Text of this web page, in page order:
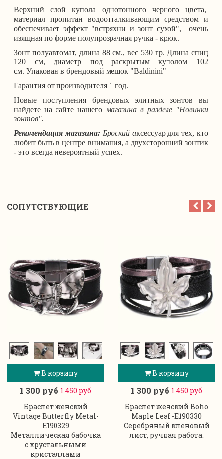
Верхний слой купола однотонного черного цвета,
материал пропитан водоотталкивающим средством и
обеспечивает эффект "встряхни и зонт сухой", очень
изящная по форме полупрозрачная ручка - крюк.
Зонт полуавтомат, длина 88 см., вес 530 гр. Длина спиц
120 см, диаметр под раскрытым куполом 102
см. Упакован в брендовый мешок "Baldinini".
Гарантия от производителя 1 год.
Новые поступления брендовых элитных зонтов вы
найдете на сайте нашего магазина в разделе "Новинки
зонтов".
Рекомендация магазина: Броский аксессуар для тех, кто
любит быть в центре внимания, а двухсторонний зонтик
- это всегда невероятный успех.
CОПУТСТВУЮЩИЕ
В корзину
1 300 руб 1 450 руб
Браслет женский
Vintage Butterfly Metal-
E190329
Металлическая бабочка
с хрустальными
кристаллами
В корзину
1 300 руб 1 450 руб
Браслет женский Boho
Maple Leaf -E190330
Серебряный кленовый
лист, ручная работа.